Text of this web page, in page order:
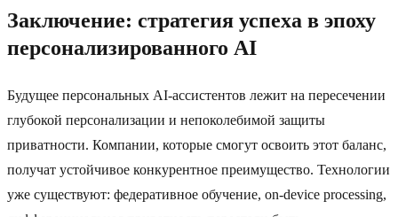
Заключение: стратегия успеха в эпоху
персонализированного AI
Будущее персональных AI-ассистентов лежит на пересечении
глубокой персонализации и непоколебимой защиты
приватности. Компании, которые смогут освоить этот баланс,
получат устойчивое конкурентное преимущество. Технологии
уже существуют: федеративное обучение, on-device processing,